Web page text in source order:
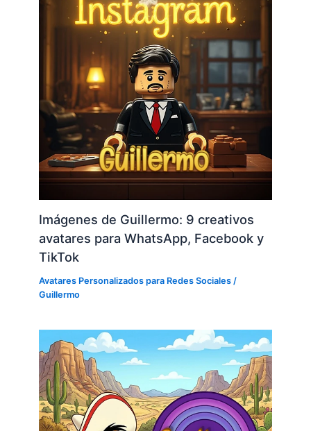
Imágenes de Guillermo: 9 creativos
avatares para WhatsApp, Facebook y
TikTok
Avatares Personalizados para Redes Sociales /
Guillermo